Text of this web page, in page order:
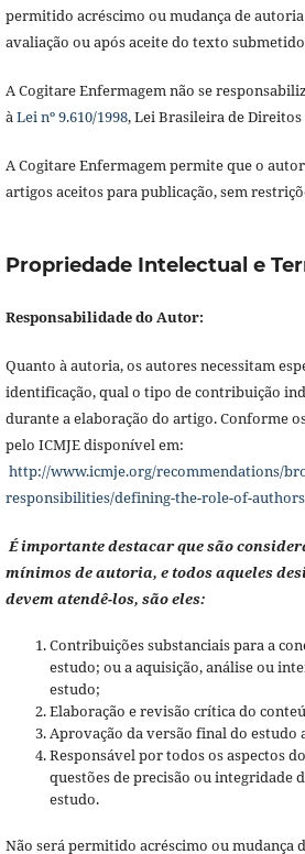
permitido acréscimo ou mudança de
avaliação ou após aceite do texto
A Cogitare Enfermagem não se
àLei nº 9.610/1998, Lei Brasileira de
A Cogitare Enfermagem permite que o
artigos aceitos para publicação, sem
Propriedade Intelectual e
Responsabilidade do Autor:
Quanto à autoria, os autores necessitam
identificação, qual o tipo de contribuição
durante a elaboração do artigo. Conforme
pelo ICMJE disponível em:
http://www.icmje.org/recommendations/
responsibilities/defining-the-role-of-
É importante destacar que são
mínimos de autoria, e todos aqueles
devem atendê-los, são eles:
Contribuições substanciais para a
estudo; ou a aquisição, análise ou
estudo;
Elaboração e revisão crítica do
Aprovação da versão final do estudo
Responsável por todos os aspectos
questões de precisão ou integridade
estudo.
Não será permitido acréscimo ou mudança